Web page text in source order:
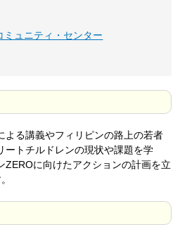
ミュニティ・センター
よる講義やフィリピンの路上の若者
ートチルドレンの現状や課題を学
ZEROに向けたアクションの計画を立